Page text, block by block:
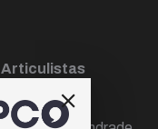
Articulistas
Décio Freire